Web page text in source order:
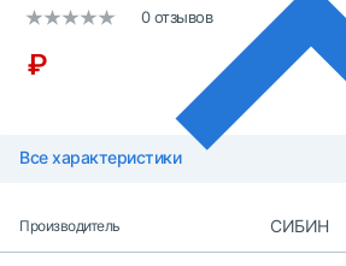
0 отзывов
₽
Все характеристики
Производитель СИБИН